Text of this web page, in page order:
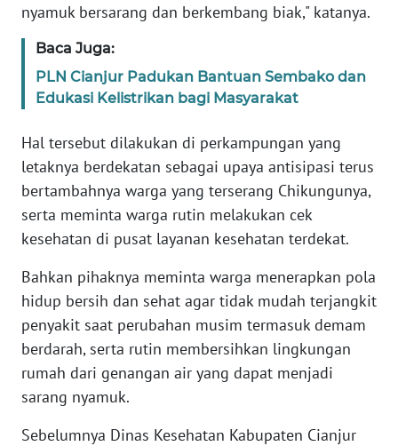
nyamuk bersarang dan berkembang biak," katanya.
Baca Juga:
PLN Cianjur Padukan Bantuan Sembako dan
Edukasi Kelistrikan bagi Masyarakat
Hal tersebut dilakukan di perkampungan yang
letaknya berdekatan sebagai upaya antisipasi terus
bertambahnya warga yang terserang Chikungunya,
serta meminta warga rutin melakukan cek
kesehatan di pusat layanan kesehatan terdekat.
Bahkan pihaknya meminta warga menerapkan pola
hidup bersih dan sehat agar tidak mudah terjangkit
penyakit saat perubahan musim termasuk demam
berdarah, serta rutin membersihkan lingkungan
rumah dari genangan air yang dapat menjadi
sarang nyamuk.
Sebelumnya Dinas Kesehatan Kabupaten Cianjur
WN
WN
LAMPUNG
WN
JATENG
WN
NUSANTARA
WN
JOGJA
WN
BALI